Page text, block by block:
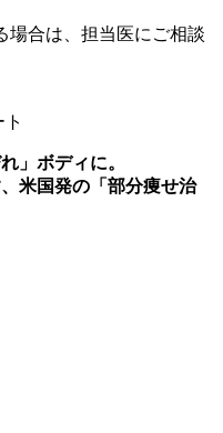
場合は、担当医にご相談
」ボディに。
米国発の「部分痩せ治